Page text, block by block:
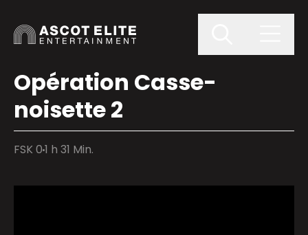
Opération Casse-
noisette 2
FSK 01 h 31 Min.